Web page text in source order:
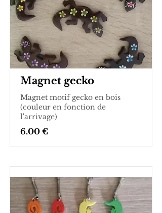
Magnet gecko
Magnet motif gecko en bois
(couleur en fonction de
l'arrivage)
6.00 €